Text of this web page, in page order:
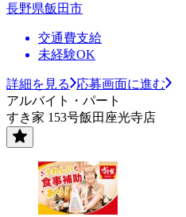
長野県飯田市
交通費支給
未経験OK
詳細を見る
応募画面に進む
アルバイト・パート
すき家 153号飯田座光寺店